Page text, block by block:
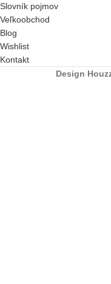
Slovník pojmov
Veľkoobchod
Blog
Wishlist
Kontakt
Design